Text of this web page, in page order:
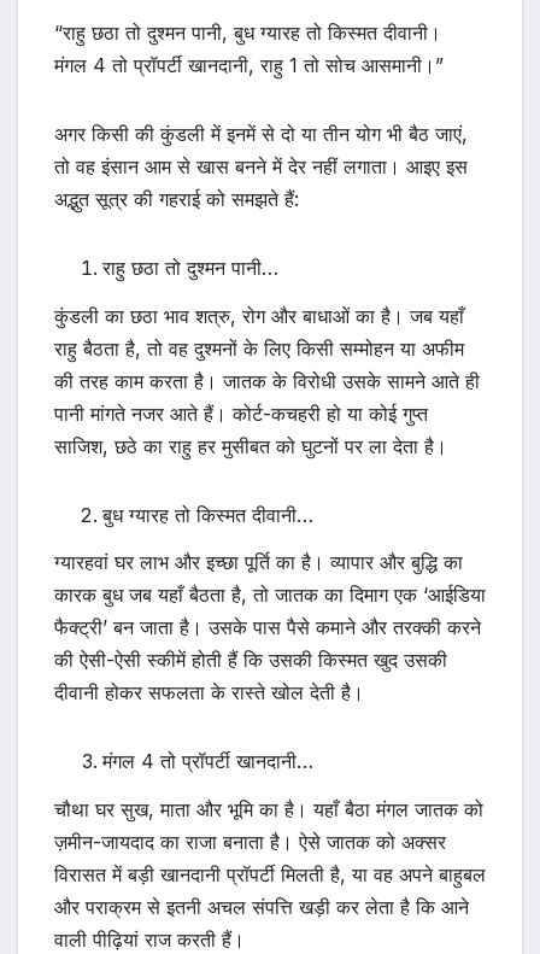
“राहु छठा तो दुश्मन पानी, बुध ग्यारह तो किस्मत दीवानी।
मंगल 4 तो प्रॉपर्टी खानदानी, राहु 1 तो सोच आसमानी।”
अगर किसी की कुंडली में इनमें से दो या तीन योग भी बैठ जाएं,
तो वह इंसान आम से खास बनने में देर नहीं लगाता। आइए इस
अद्भुत सूत्र की गहराई को समझते हैं:
राहु छठा तो दुश्मन पानी…
कुंडली का छठा भाव शत्रु, रोग और बाधाओं का है। जब यहाँ
राहु बैठता है, तो वह दुश्मनों के लिए किसी सम्मोहन या अफीम
की तरह काम करता है। जातक के विरोधी उसके सामने आते ही
पानी मांगते नजर आते हैं। कोर्ट-कचहरी हो या कोई गुप्त
साजिश, छठे का राहु हर मुसीबत को घुटनों पर ला देता है।
बुध ग्यारह तो किस्मत दीवानी…
ग्यारहवां घर लाभ और इच्छा पूर्ति का है। व्यापार और बुद्धि का
कारक बुध जब यहाँ बैठता है, तो जातक का दिमाग एक ‘आईडिया
फैक्ट्री’ बन जाता है। उसके पास पैसे कमाने और तरक्की करने
की ऐसी-ऐसी स्कीमें होती हैं कि उसकी किस्मत खुद उसकी
दीवानी होकर सफलता के रास्ते खोल देती है।
मंगल 4 तो प्रॉपर्टी खानदानी…
चौथा घर सुख, माता और भूमि का है। यहाँ बैठा मंगल जातक को
ज़मीन-जायदाद का राजा बनाता है। ऐसे जातक को अक्सर
विरासत में बड़ी खानदानी प्रॉपर्टी मिलती है, या वह अपने बाहुबल
और पराक्रम से इतनी अचल संपत्ति खड़ी कर लेता है कि आने
वाली पीढ़ियां राज करती हैं।